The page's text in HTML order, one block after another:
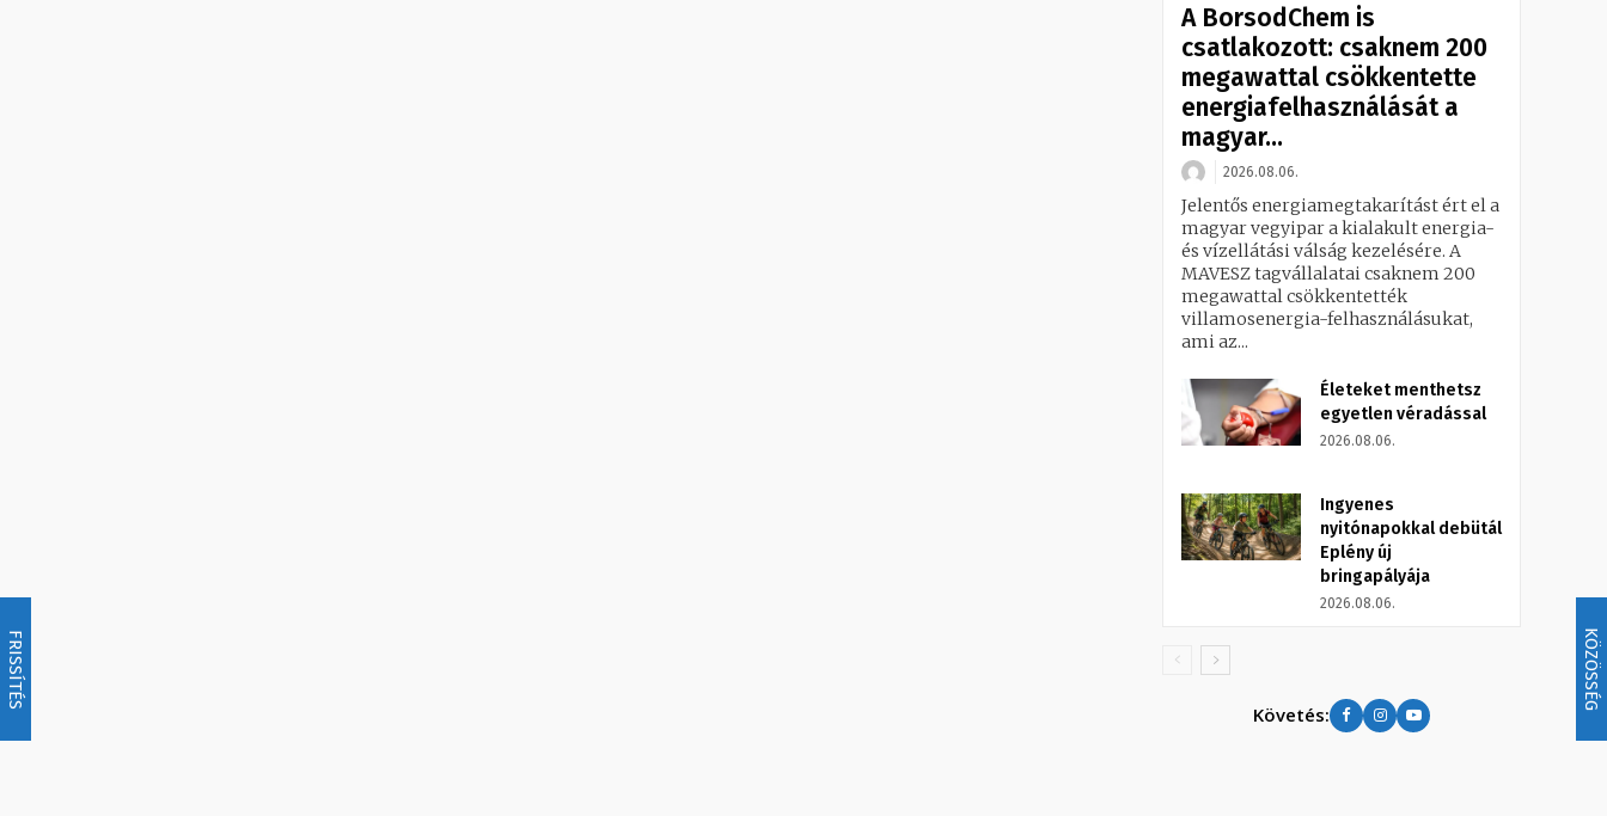
FRISSÍTÉS KÖZÖSSÉG
A BorsodChem is
csatlakozott: csaknem 200
megawattal csökkentette
energiafelhasználását a
magyar...
2026.08.06.
Jelentős energiamegtakarítást ért el a
magyar vegyipar a kialakult energia-
és vízellátási válság kezelésére. A
MAVESZ tagvállalatai csaknem 200
megawattal csökkentették
villamosenergia-felhasználásukat,
ami az...
Életeket menthetsz
egyetlen véradással
2026.08.06.
Ingyenes
nyitónapokkal debütál
Eplény új
bringapályája
2026.08.06.
Követés: